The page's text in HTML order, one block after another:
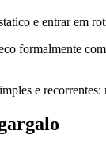
e entrar em
formalmente
e